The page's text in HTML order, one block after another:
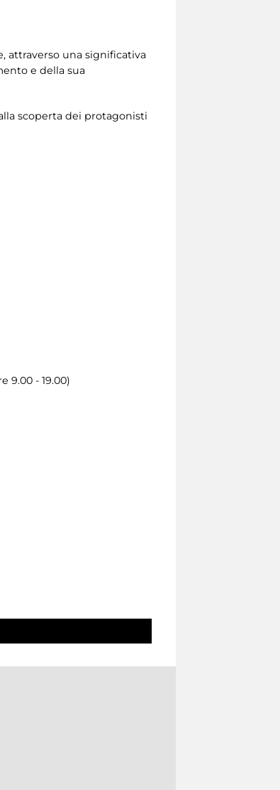
attraverso una significativa
e della sua
scoperta dei protagonisti
9.00 - 19.00)